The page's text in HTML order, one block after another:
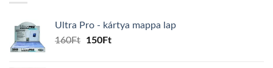
Ultra Pro - kártya mappa lap
160Ft
Original
150FtCurrent